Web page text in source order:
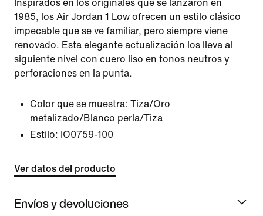
Inspirados en los originales que se lanzaron en
1985, los Air Jordan 1 Low ofrecen un estilo clásico
impecable que se ve familiar, pero siempre viene
renovado. Esta elegante actualización los lleva al
siguiente nivel con cuero liso en tonos neutros y
perforaciones en la punta.
Color que se muestra: Tiza/Oro
metalizado/Blanco perla/Tiza
Estilo: IO0759-100
Ver datos del producto
Envíos y devoluciones